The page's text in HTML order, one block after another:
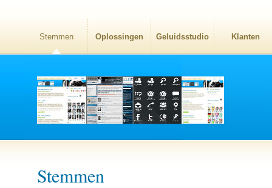
Stemmen Oplossingen Geluidsstudio Klanten
Stemmen